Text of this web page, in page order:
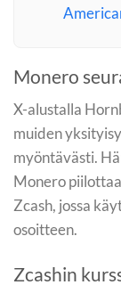
Monero
X-alustalla
muiden
myöntävästi.
Monero
Zcash, jossa
osoitteen.
Zcashin